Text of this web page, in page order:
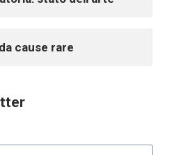
cause rare